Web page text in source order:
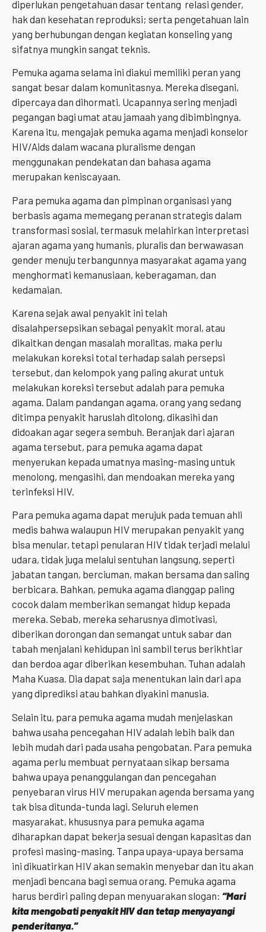
diperlukan pengetahuan dasar tentang relasi gender,
hak dan kesehatan reproduksi; serta pengetahuan lain
yang berhubungan dengan kegiatan konseling yang
sifatnya mungkin sangat teknis.
Pemuka agama selama ini diakui memiliki peran yang
sangat besar dalam komunitasnya. Mereka disegani,
dipercaya dan dihormati. Ucapannya sering menjadi
pegangan bagi umat atau jamaah yang dibimbingnya.
Karena itu, mengajak pemuka agama menjadi konselor
HIV/Aids dalam wacana pluralisme dengan
menggunakan pendekatan dan bahasa agama
merupakan keniscayaan.
Para pemuka agama dan pimpinan organisasi yang
berbasis agama memegang peranan strategis dalam
transformasi sosial, termasuk melahirkan interpretasi
ajaran agama yang humanis, pluralis dan berwawasan
gender menuju terbangunnya masyarakat agama yang
menghormati kemanusiaan, keberagaman, dan
kedamaian.
Karena sejak awal penyakit ini telah
disalahpersepsikan sebagai penyakit moral, atau
dikaitkan dengan masalah moralitas, maka perlu
melakukan koreksi total terhadap salah persepsi
tersebut, dan kelompok yang paling akurat untuk
melakukan koreksi tersebut adalah para pemuka
agama. Dalam pandangan agama, orang yang sedang
ditimpa penyakit haruslah ditolong, dikasihi dan
didoakan agar segera sembuh. Beranjak dari ajaran
agama tersebut, para pemuka agama dapat
menyerukan kepada umatnya masing-masing untuk
menolong, mengasihi, dan mendoakan mereka yang
terinfeksi HIV.
Para pemuka agama dapat merujuk pada temuan ahli
medis bahwa walaupun HIV merupakan penyakit yang
bisa menular, tetapi penularan HIV tidak terjadi melalui
udara, tidak juga melalui sentuhan langsung, seperti
jabatan tangan, berciuman, makan bersama dan saling
berbicara. Bahkan, pemuka agama dianggap paling
cocok dalam memberikan semangat hidup kepada
mereka. Sebab, mereka seharusnya dimotivasi,
diberikan dorongan dan semangat untuk sabar dan
tabah menjalani kehidupan ini sambil terus berikhtiar
dan berdoa agar diberikan kesembuhan. Tuhan adalah
Maha Kuasa. Dia dapat saja menentukan lain dari apa
yang diprediksi atau bahkan diyakini manusia.
Selain itu, para pemuka agama mudah menjelaskan
bahwa usaha pencegahan HIV adalah lebih baik dan
lebih mudah dari pada usaha pengobatan. Para pemuka
agama perlu membuat pernyataan sikap bersama
bahwa upaya penanggulangan dan pencegahan
penyebaran virus HIV merupakan agenda bersama yang
tak bisa ditunda-tunda lagi. Seluruh elemen
masyarakat, khususnya para pemuka agama
diharapkan dapat bekerja sesuai dengan kapasitas dan
profesi masing-masing. Tanpa upaya-upaya bersama
ini dikuatirkan HIV akan semakin menyebar dan itu akan
menjadi bencana bagi semua orang. Pemuka agama
harus berdiri paling depan menyuarakan slogan: “Mari
kita mengobati penyakit HIV dan tetap menyayangi
penderitanya.”